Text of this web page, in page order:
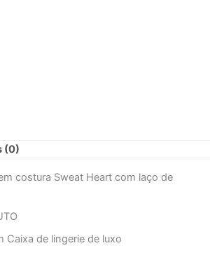
(0)
costura Sweat Heart com laço de
Caixa de lingerie de luxo